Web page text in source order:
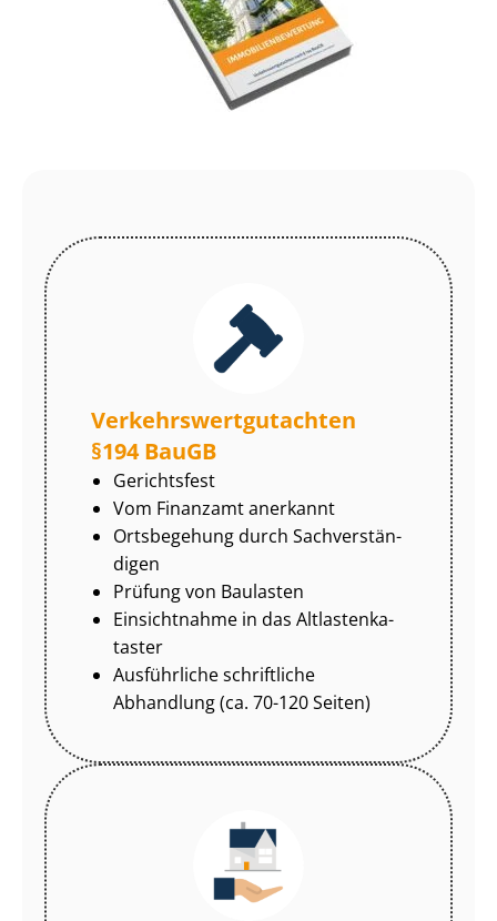
Ver­kehrs­wert­gut­ach­ten
§194 BauGB
Gerichtsfest
Vom Finanzamt anerkannt
Ortsbegehung durch Sach­ver­stän­
di­gen
Prüfung von Baulasten
Einsichtnahme in das Alt­las­ten­ka­
tas­ter
Ausführliche schriftliche
Abhandlung (ca. 70-120 Seiten)